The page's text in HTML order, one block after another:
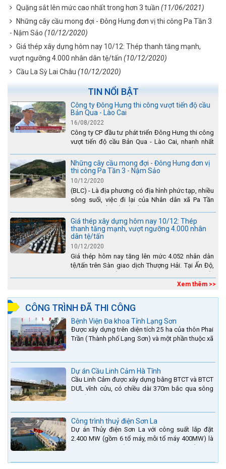
Quặng sắt lên mức cao nhất trong hơn 3 tuần (11/06/2021)
Những cây cầu mong đợi - Đông Hưng đơn vị thi công Pa Tần 3
- Nậm Sảo (10/12/2020)
Giá thép xây dựng hôm nay 10/12: Thép thanh tăng mạnh,
vượt ngưỡng 4.000 nhân dân tệ/tấn (10/12/2020)
Cầu La Sỳ Lai Châu (10/12/2020)
TIN NỔI BẬT
Công ty Đông Hưng thi công vượt tiến độ cầu
Bản Qua - Lào Cai
16/08/2022
Công ty CP đầu tư phát triển Đông Hưng thi công
vượt tiến độ cầu Bản Qua - Lào Cai, nhanh nhất
Lào Cai.
Những cây cầu mong đợi - Đông Hưng đơn vị
thi công Pa Tần 3 - Nậm Sảo
10/12/2020
(BLC) - Là địa phương có địa hình phức tạp, nhiều
sông suối, việc đi lại của Nhân dân xã Pa Tần
lũ....
Giá thép xây dựng hôm nay 10/12: Thép
thanh tăng mạnh, vượt ngưỡng 4.000 nhân
dân tệ/tấn
10/12/2020
Giá thép hôm nay tăng lên mức 4.052 nhân dân
tệ/tấn trên Sàn giao dịch Thượng Hải. Tại Ấn Độ,
Xem thêm >>
CÔNG TRÌNH ĐÃ THI CÔNG
Bệnh Viện Đa khoa Tỉnh Lạng Sơn
Được xây dựng trên diện tích 25 ha của thôn Phai
Trần ( Thành phố Lạng Sơn) và một phần thuộc xã
Dự án Cầu Linh Cảm Hà Tĩnh
Cầu Linh Cảm được xây dựng bằng BTCT và BTCT
DƯL vĩnh cửu, có chiều dài 370m bắc qua sông
Công trình thuỷ điện Sơn La
Dự án Thủy điện Sơn La với công suất lắp đặt
2.400 MW (gồm 6 tổ máy, mỗi tổ máy 400MW) là